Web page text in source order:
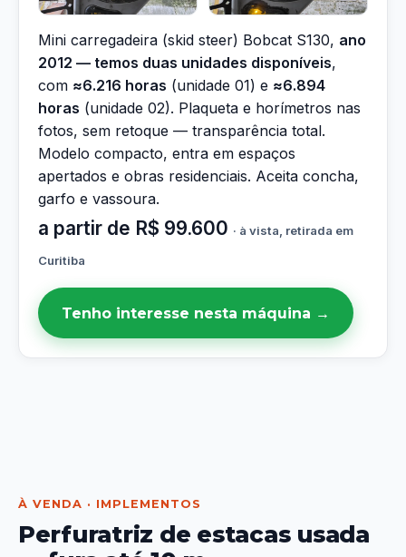
Mini carregadeira (skid steer) Bobcat S130, ano
2012 — temos duas unidades disponíveis,
com ≈6.216 horas (unidade 01) e ≈6.894
horas (unidade 02). Plaqueta e horímetros nas
fotos, sem retoque — transparência total.
Modelo compacto, entra em espaços
apertados e obras residenciais. Aceita concha,
garfo e vassoura.
a partir de R$ 99.600 · à vista, retirada em
Curitiba
Tenho interesse nesta máquina →
À VENDA · IMPLEMENTOS
Perfuratriz de estacas usada